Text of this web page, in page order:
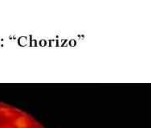
“Chorizo”